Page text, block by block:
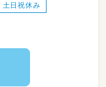
土日祝休み